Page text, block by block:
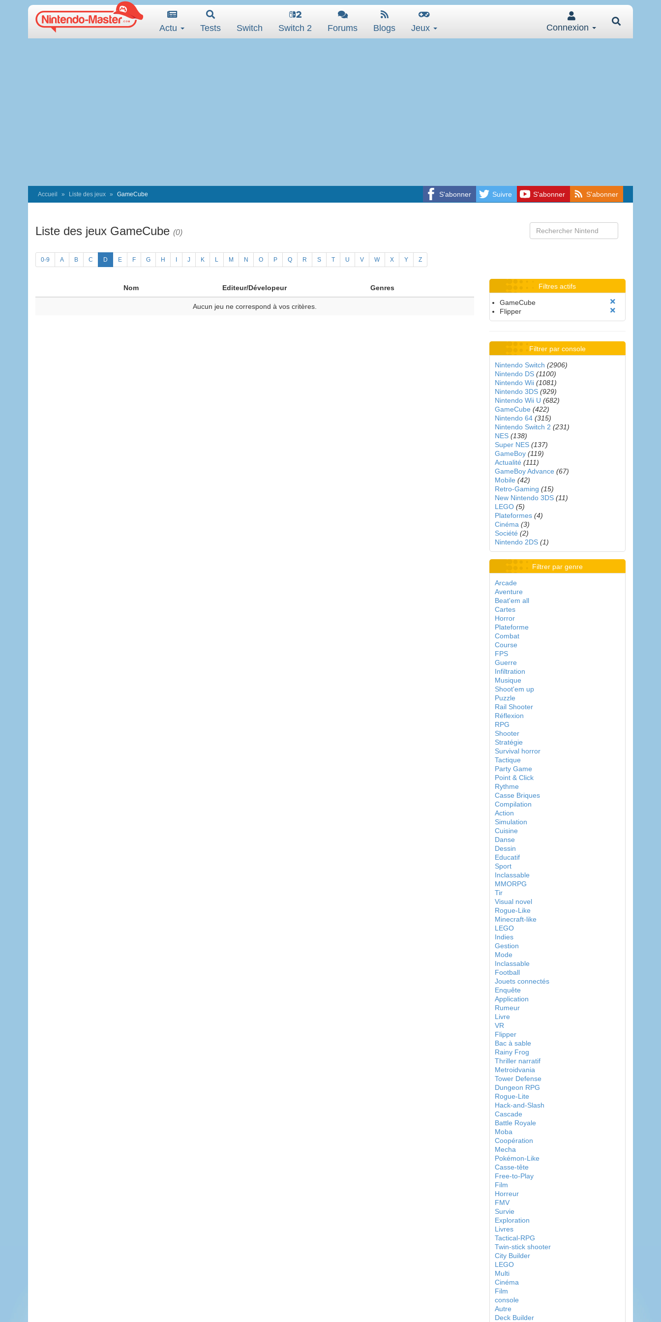
Actu Tests Switch Switch 2 Forums Blogs Jeux Connexion
S'abonner Suivre S'abonner S'abonner
Accueil Liste des jeux GameCube
Liste des jeux GameCube (0)
0-9 A B C D E F G H J K L M N O P Q R S T U V W X Y Z
Nom Editeur/Dévelopeur Genres
Aucun jeu ne correspond à vos critères.
Filtres actifs
GameCube
Flipper
Filtrer par console
Nintendo Switch (2906)
Nintendo DS (1100)
Nintendo Wii (1081)
Nintendo 3DS (929)
Nintendo Wii U (682)
GameCube (422)
Nintendo 64 (315)
Nintendo Switch 2 (231)
NES (138)
Super NES (137)
GameBoy (119)
Actualité (111)
GameBoy Advance (67)
Mobile (42)
Retro-Gaming (15)
New Nintendo 3DS (11)
LEGO (5)
Plateformes (4)
Cinéma (3)
Société (2)
Nintendo 2DS (1)
Filtrer par genre
Arcade
Aventure
Beat'em all
Cartes
Horror
Plateforme
Combat
Course
FPS
Guerre
Infiltration
Musique
Shoot'em up
Puzzle
Rail Shooter
Réflexion
RPG
Shooter
Stratégie
Survival horror
Tactique
Party Game
Point & Click
Rythme
Casse Briques
Compilation
Action
Simulation
Cuisine
Danse
Dessin
Educatif
Sport
Inclassable
MMORPG
Tir
Visual novel
Rogue-Like
Minecraft-like
LEGO
Indies
Gestion
Mode
Inclassable
Football
Jouets connectés
Enquête
Application
Rumeur
Livre
VR
Flipper
Bac à sable
Rainy Frog
Thriller narratif
Metroidvania
Tower Defense
Dungeon RPG
Rogue-Lite
Hack-and-Slash
Cascade
Battle Royale
Moba
Coopération
Mecha
Pokémon-Like
Casse-tête
Free-to-Play
Film
Horreur
FMV
Survie
Exploration
Livres
Tactical-RPG
Twin-stick shooter
City Builder
LEGO
Multi
Cinéma
Film
console
Autre
Deck Builder